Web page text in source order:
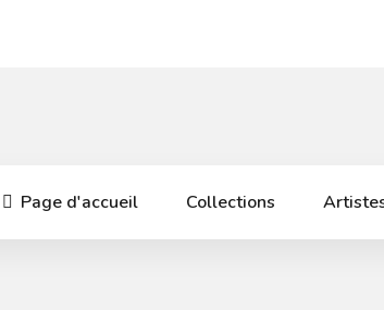
Page d'accueil Collections